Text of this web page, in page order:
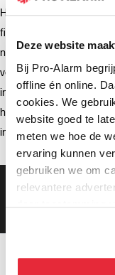
Deze website
Bij Pro-Alarm
offline én online.
cookies. We
website goed te
meten we hoe de
ervaring kunnen
gebruiken we om
relevantere
daar toestemming
kunnen deze
hebben verzameld
kunt alle cookies
Hikvision (3)
firmware (3)
netwerkrecorder (2)
verzending (2)
intercom (2)
hik-connect (2)
installatie (2)
Gratis bezorging